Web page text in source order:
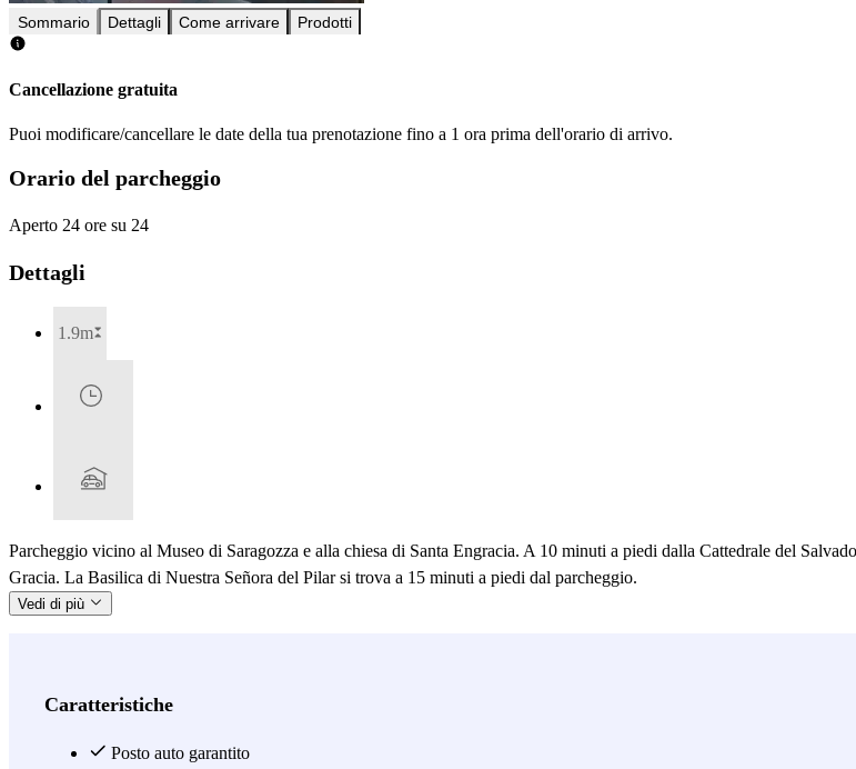
Sommario Dettagli Come arrivare Prodotti
Cancellazione gratuita
Puoi modificare/cancellare le date della tua prenotazione fino a 1 ora prima dell'orario di arrivo.
Orario del parcheggio
Aperto 24 ore su 24
Dettagli
1.9m
Parcheggio vicino al Museo di Saragozza e alla chiesa di Santa Engracia. A 10 minuti a piedi dalla Cattedrale del
Gracia. La Basilica di Nuestra Señora del Pilar si trova a 15 minuti a piedi dal parcheggio.
Vedi di più
Caratteristiche
Posto auto garantito